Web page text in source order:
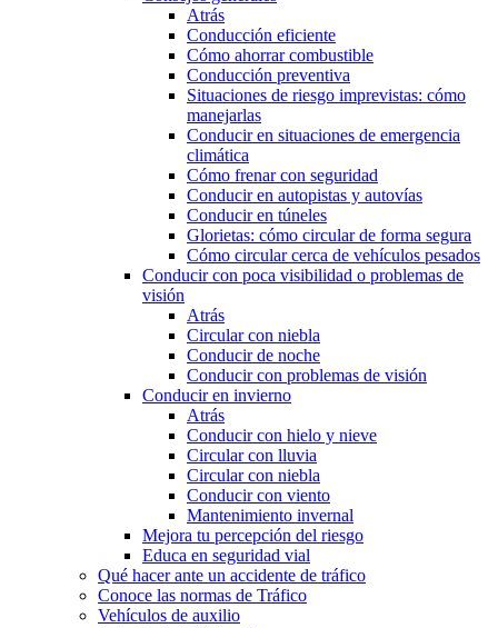
Atrás
Conducción eficiente
Cómo ahorrar combustible
Conducción preventiva
Situaciones de riesgo imprevistas: cómo
manejarlas
Conducir en situaciones de emergencia
climática
Cómo frenar con seguridad
Conducir en autopistas y autovías
Conducir en túneles
Glorietas: cómo circular de forma segura
Cómo circular cerca de vehículos pesados
Conducir con poca visibilidad o problemas de
visión
Atrás
Circular con niebla
Conducir de noche
Conducir con problemas de visión
Conducir en invierno
Atrás
Conducir con hielo y nieve
Circular con lluvia
Circular con niebla
Conducir con viento
Mantenimiento invernal
Mejora tu percepción del riesgo
Educa en seguridad vial
Qué hacer ante un accidente de tráfico
Conoce las normas de Tráfico
Vehículos de auxilio